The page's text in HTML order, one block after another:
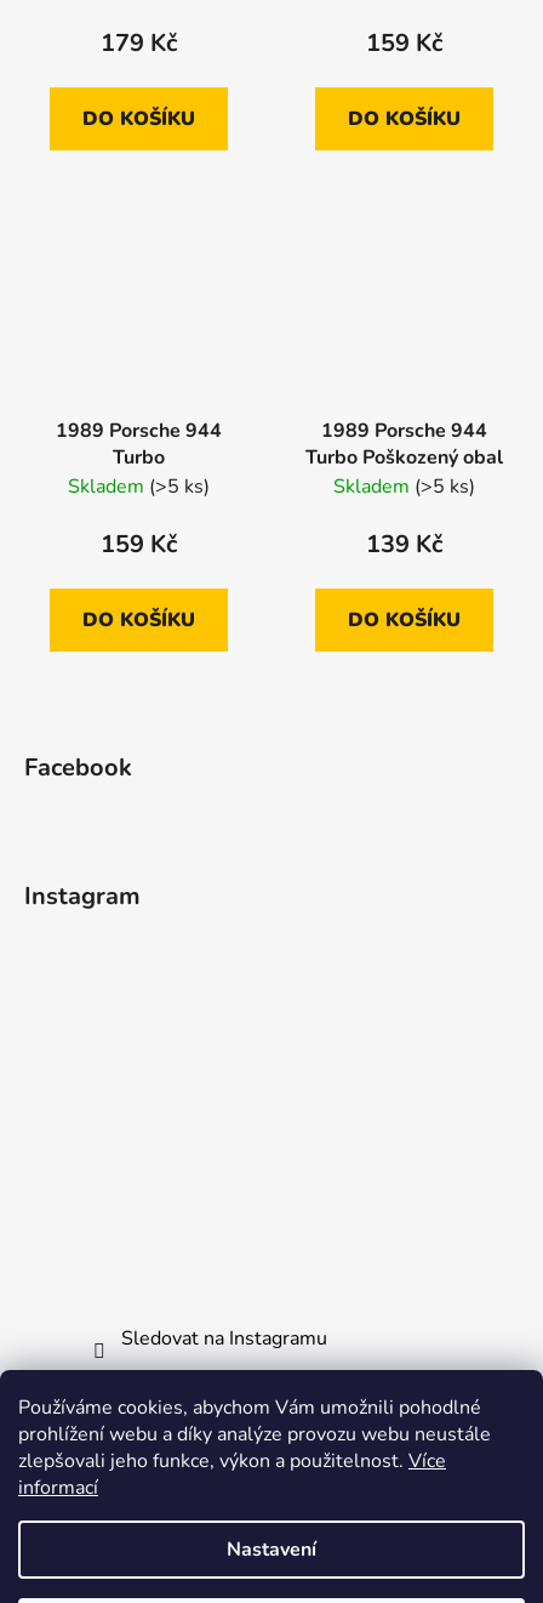
Používáme cookies, abychom Vám umožnili pohodlné
prohlížení webu a díky analýze provozu webu neustále
zlepšovali jeho funkce, výkon a použitelnost. Více
informací
Nastavení
179 Kč
DO KOŠÍKU
159 Kč
DO KOŠÍKU
1989 Porsche 944
Turbo
Skladem (>5 ks)
159 Kč
DO KOŠÍKU
1989 Porsche 944
Turbo Poškozený obal
Skladem (>5 ks)
139 Kč
DO KOŠÍKU
Facebook
Instagram
Sledovat na Instagramu
Informace pro vás
Obchodní podmínky